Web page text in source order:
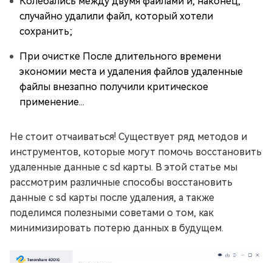
случайно удалили файл, который хотели
сохранить;
При очистке После длительного времени
экономии места и удаления файлов удаленные
файлы внезапно получили критическое
применение...
Не стоит отчаиваться! Существует ряд методов и
инструментов, которые могут помочь восстановить
удаленные данные с sd карты. В этой статье мы
рассмотрим различные способы восстановить
данные с sd карты после удаления, а также
поделимся полезными советами о том, как
минимизировать потерю данных в будущем.